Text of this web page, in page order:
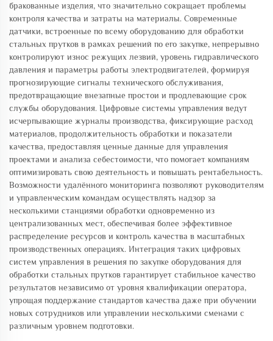
бракованные изделия, что значительно сокращает проблемы
контроля качества и затраты на материалы. Современные
датчики, встроенные по всему оборудованию для обработки
стальных прутков в рамках решений по его закупке, непрерывно
контролируют износ режущих лезвий, уровень гидравлического
давления и параметры работы электродвигателей, формируя
прогнозирующие сигналы технического обслуживания,
предотвращающие внезапные простои и продлевающие срок
службы оборудования. Цифровые системы управления ведут
исчерпывающие журналы производства, фиксирующие расход
материалов, продолжительность обработки и показатели
качества, предоставляя ценные данные для управления
проектами и анализа себестоимости, что помогает компаниям
оптимизировать свою деятельность и повышать рентабельность.
Возможности удалённого мониторинга позволяют руководителям
и управленческим командам осуществлять надзор за
несколькими станциями обработки одновременно из
централизованных мест, обеспечивая более эффективное
распределение ресурсов и контроль качества в масштабных
производственных операциях. Интеграция таких цифровых
систем управления в решения по закупке оборудования для
обработки стальных прутков гарантирует стабильное качество
результатов независимо от уровня квалификации оператора,
упрощая поддержание стандартов качества даже при обучении
новых сотрудников или управлении несколькими сменами с
различным уровнем подготовки.